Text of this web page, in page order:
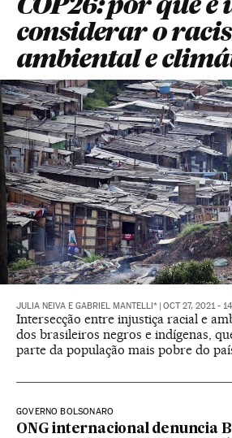
considerar o
ambiental e
JULIA NEIVA E GABRIEL MANTELLI* OCT 27, 2021 -
Intersecção entre injustiça racial e
dos brasileiros negros e indígenas,
parte da população mais pobre do
GOVERNO BOLSONARO
ONG internacional denuncia